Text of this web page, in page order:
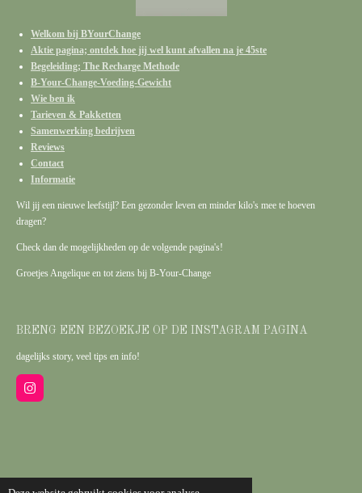
Welkom bij BYourChange
Aktie pagina; ontdek hoe jij wel kunt afvallen na je 45ste
Begeleiding; The Recharge Methode
B-Your-Change-Voeding-Gewicht
Wie ben ik
Tarieven & Pakketten
Samenwerking bedrijven
Reviews
Contact
Informatie
Wil jij een nieuwe leefstijl? Een gezonder leven en minder kilo's mee te hoeven
dragen?
Check dan de mogelijkheden op de volgende pagina's!
Groetjes Angelique en tot ziens bij B-Your-Change
BRENG EEN BEZOEKJE OP DE INSTAGRAM PAGINA
dagelijks story, veel tips en info!
I
n
a
m
KvK: 91636507